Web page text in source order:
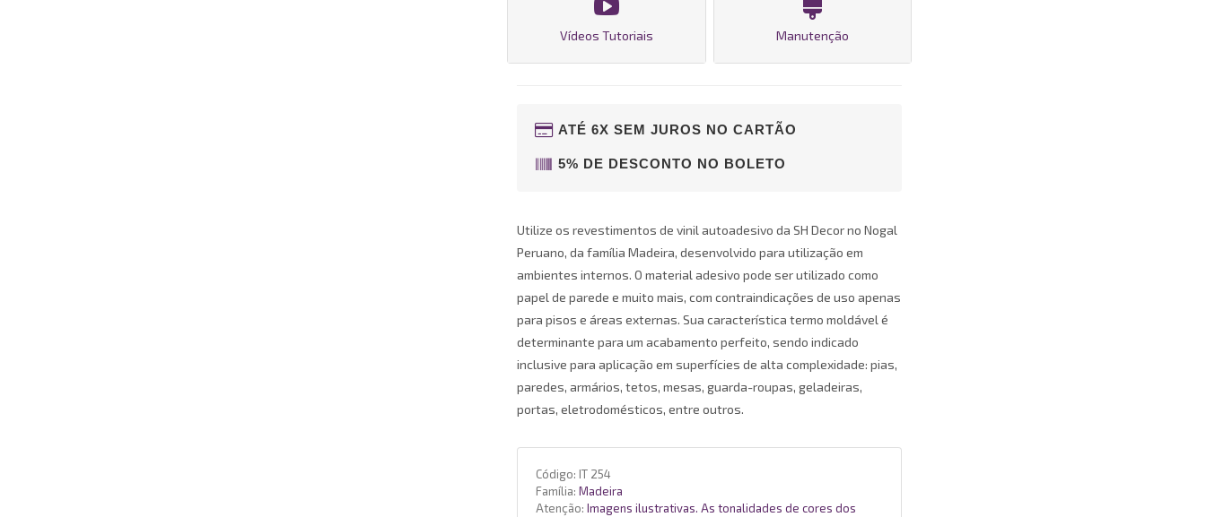
Vídeos Tutoriais Manutenção
ATÉ 6X SEM JUROS NO CARTÃO
5% DE DESCONTO NO BOLETO
Utilize os revestimentos de vinil autoadesivo da SH Decor no Nogal
Peruano, da família Madeira, desenvolvido para utilização em
ambientes internos. O material adesivo pode ser utilizado como
papel de parede e muito mais, com contraindicações de uso apenas
para pisos e áreas externas. Sua característica termo moldável é
determinante para um acabamento perfeito, sendo indicado
inclusive para aplicação em superfícies de alta complexidade: pias,
paredes, armários, tetos, mesas, guarda-roupas, geladeiras,
portas, eletrodomésticos, entre outros.
Código: IT 254
Família: Madeira
Atenção:Imagens ilustrativas. As tonalidades de cores dos